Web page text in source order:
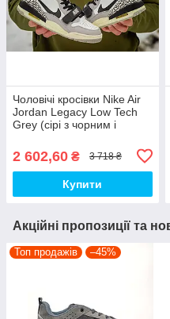
Чоловічі кросівки Nike Air
Jordan Legacy Low Tech
Grey (сірі з чорним і
I1209 топ
2 602,60 ₴ 3 718 ₴
Купити
Акційні пропозиції та
Топ продажів –45%